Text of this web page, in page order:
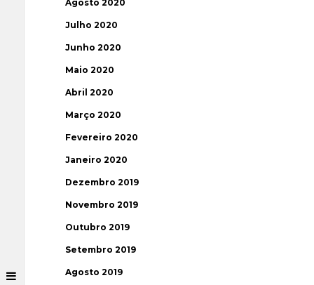
Agosto 2020
Julho 2020
Junho 2020
Maio 2020
Abril 2020
Março 2020
Fevereiro 2020
Janeiro 2020
Dezembro 2019
Novembro 2019
Outubro 2019
Setembro 2019
Agosto 2019